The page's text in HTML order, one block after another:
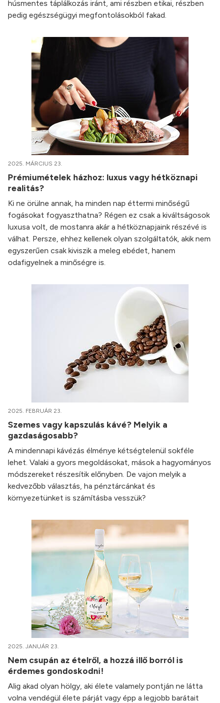
húsmentes táplálkozás iránt, ami részben etikai, részben
pedig egészségügyi megfontolásokból fakad.
2025. MÁRCIUS 23.
Prémiumételek házhoz: luxus vagy hétköznapi
realitás?
Ki ne örülne annak, ha minden nap éttermi minőségű
fogásokat fogyaszthatna? Régen ez csak a kiváltságosok
luxusa volt, de mostanra akár a hétköznapjaink részévé is
válhat. Persze, ehhez kellenek olyan szolgáltatók, akik nem
egyszerűen csak kiviszik a meleg ebédet, hanem
odafigyelnek a minőségre is.
2025. FEBRUÁR 23.
Szemes vagy kapszulás kávé? Melyik a
gazdaságosabb?
A mindennapi kávézás élménye kétségtelenül sokféle
lehet. Valaki a gyors megoldásokat, mások a hagyományos
módszereket részesítik előnyben. De vajon melyik a
kedvezőbb választás, ha pénztárcánkat és
környezetünket is számításba vesszük?
2025. JANUÁR 23.
Nem csupán az ételről, a hozzá illő borról is
érdemes gondoskodni!
Alig akad olyan hölgy, aki élete valamely pontján ne látta
volna vendégül élete párját vagy épp a legjobb barátait